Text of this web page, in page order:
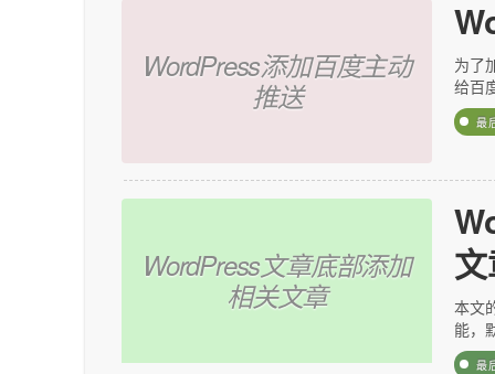
WordPress添加百度主动
推送
为了
给百
最
WordPress文章底部添加
相关文章
本文
能，
最